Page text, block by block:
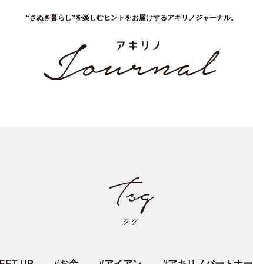
“さぬき暮らし”を楽しむヒントをお届けするアキリノジャーナル。